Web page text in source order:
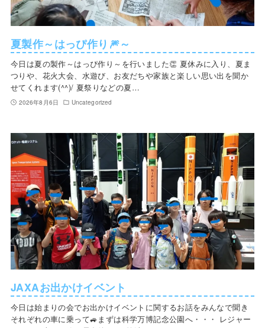
夏製作～はっぴ作り🎆～
今日は夏の製作～はっぴ作り～を行いました👏 夏休みに入り、夏ま
つりや、花火大会、水遊び、お友だちや家族と楽しい思い出を聞か
せてくれます(^^)/ 夏祭りなどの夏…
2026年8月6日 Uncategorized
JAXAお出かけイベント
今日は始まりの会でお出かけイベントに関するお話をみんなで聞き
それぞれの車に乗って🚙まずは科学万博記念公園へ・・・ レジャー